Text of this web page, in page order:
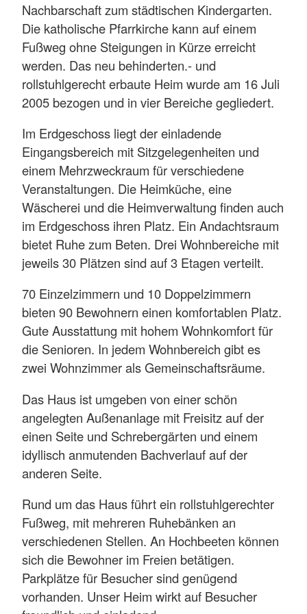
Nachbarschaft zum städtischen Kindergarten.
Die katholische Pfarrkirche kann auf einem
Fußweg ohne Steigungen in Kürze erreicht
werden. Das neu behinderten.- und
rollstuhlgerecht erbaute Heim wurde am 16 Juli
2005 bezogen und in vier Bereiche gegliedert.
Im Erdgeschoss liegt der einladende
Eingangsbereich mit Sitzgelegenheiten und
einem Mehrzweckraum für verschiedene
Veranstaltungen. Die Heimküche, eine
Wäscherei und die Heimverwaltung finden auch
im Erdgeschoss ihren Platz. Ein Andachtsraum
bietet Ruhe zum Beten. Drei Wohnbereiche mit
jeweils 30 Plätzen sind auf 3 Etagen verteilt.
70 Einzelzimmern und 10 Doppelzimmern
bieten 90 Bewohnern einen komfortablen Platz.
Gute Ausstattung mit hohem Wohnkomfort für
die Senioren. In jedem Wohnbereich gibt es
zwei Wohnzimmer als Gemeinschaftsräume.
Das Haus ist umgeben von einer schön
angelegten Außenanlage mit Freisitz auf der
einen Seite und Schrebergärten und einem
idyllisch anmutenden Bachverlauf auf der
anderen Seite.
Rund um das Haus führt ein rollstuhlgerechter
Fußweg, mit mehreren Ruhebänken an
verschiedenen Stellen. An Hochbeeten können
sich die Bewohner im Freien betätigen.
Parkplätze für Besucher sind genügend
vorhanden. Unser Heim wirkt auf Besucher